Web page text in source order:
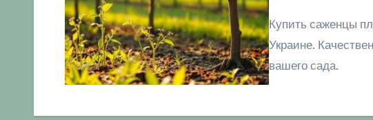
Купить саженцы плодовых деревьев с доставкой по
Украине.
вашего сада.